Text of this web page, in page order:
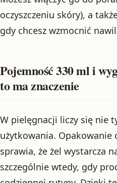
oczyszczeniu skóry), a
gdy chcesz wzmocnić
Pojemność 330 ml i
to ma znaczenie
W pielęgnacji liczy się nie
użytkowania. Opakowanie
sprawia, że żel wystarcza
szczególnie wtedy, gdy